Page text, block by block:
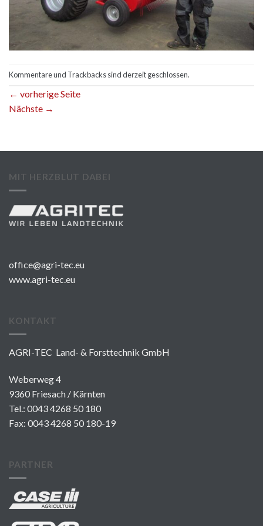
Kommentare und Trackbacks sind derzeit geschlossen.
← vorherige Seite
Nächste →
MIT HERZBLUT DABEI
office@agri-tec.eu
www.agri-tec.eu
KONTAKT
AGRI-TEC Land- & Forsttechnik GmbH
Weberweg 4
9360 Friesach / Kärnten
Tel.: 0043 4268 50 180
Fax: 0043 4268 50 180-19
PARTNER